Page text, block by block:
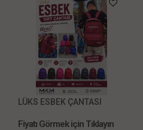
LÜKS ESBEK ÇANTASI
Fiyatı Görmek için Tıklayın